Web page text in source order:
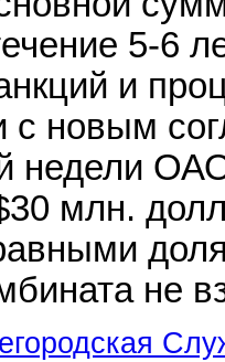
5-6
и
с новым
недели
млн.
не